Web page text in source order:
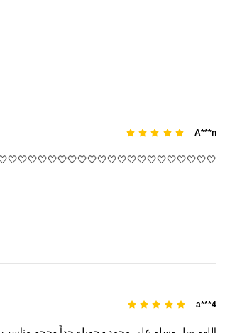
A***n
a***4